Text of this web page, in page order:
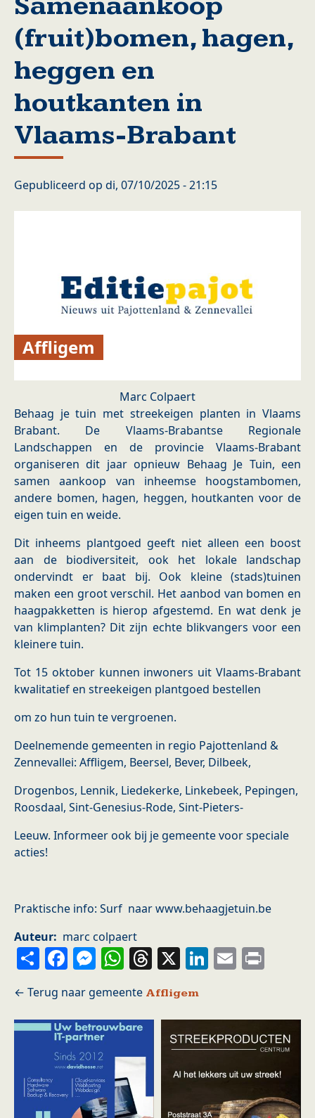
(fruit)bomen, hagen,
heggen en
houtkanten in
Vlaams-Brabant
Gepubliceerd op di, 07/10/2025 - 21:15
Affligem
Marc Colpaert
Behaag je tuin met streekeigen planten in Vlaams
Brabant. De Vlaams-Brabantse Regionale
Landschappen en de provincie Vlaams-Brabant
organiseren dit jaar opnieuw Behaag Je Tuin, een
samen aankoop van inheemse hoogstambomen,
andere bomen, hagen, heggen, houtkanten voor de
eigen tuin en weide.
Dit inheems plantgoed geeft niet alleen een boost
aan de biodiversiteit, ook het lokale landschap
ondervindt er baat bij. Ook kleine (stads)tuinen
maken een groot verschil. Het aanbod van bomen en
haagpakketten is hierop afgestemd. En wat denk je
van klimplanten? Dit zijn echte blikvangers voor een
kleinere tuin.
Tot 15 oktober kunnen inwoners uit Vlaams-Brabant
kwalitatief en streekeigen plantgoed bestellen
om zo hun tuin te vergroenen.
Deelnemende gemeenten in regio Pajottenland &
Zennevallei: Affligem, Beersel, Bever, Dilbeek,
Drogenbos, Lennik, Liedekerke, Linkebeek, Pepingen,
Roosdaal, Sint-Genesius-Rode, Sint-Pieters-
Leeuw. Informeer ook bij je gemeente voor speciale
acties!
Praktische info: Surf naar www.behaagjetuin.be
Auteur
marc colpaert
ShareFacebook
Messenger
WhatsApp
Threads
X LinkedIn
Email
Affligem